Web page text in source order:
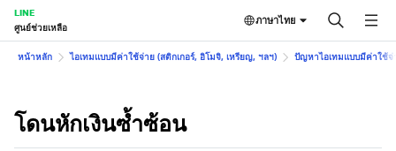
LINE
ศูนย์ช่วยเหลือ
ภาษาไทย
หน้าหลัก ไอเทมแบบมีค่าใช้จ่าย (สติกเกอร์, อิโมจิ, เหรียญ, ฯลฯ) ปัญหาไอเทมแบบมีค่าใช้จ่
โดนหักเงินซ้ำซ้อน